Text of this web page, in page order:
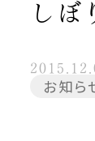
し
お知ら